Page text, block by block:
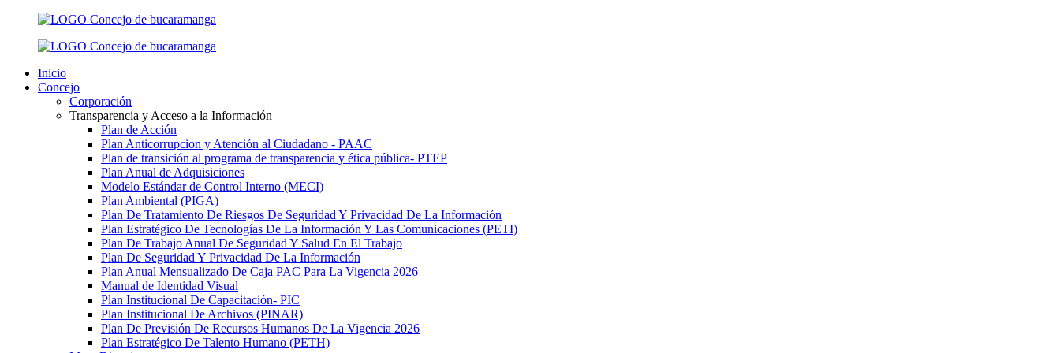
Inicio
Concejo
Corporación
Transparencia y Acceso a la Información
Plan de Acción
Plan Anticorrupcion y Atención al Ciudadano - PAAC
Plan de transición al programa de transparencia y ética pública- РТЕР
Plan Anual de Adquisiciones
Modelo Estándar de Control Interno (MECI)
Plan Ambiental (PIGA)
Plan De Tratamiento De Riesgos De Seguridad Y Privacidad De La Información
Plan Estratégico De Tecnologías De La Información Y Las Comunicaciones (PETI)
Plan De Trabajo Anual De Seguridad Y Salud En El Trabajo
Plan De Seguridad Y Privacidad De La Información
Plan Anual Mensualizado De Caja PAC Para La Vigencia 2026
Manual de Identidad Visual
Plan Institucional De Capacitación- PIC
Plan Institucional De Archivos (PINAR)
Plan De Previsión De Recursos Humanos De La Vigencia 2026
Plan Estratégico De Talento Humano (PETH)